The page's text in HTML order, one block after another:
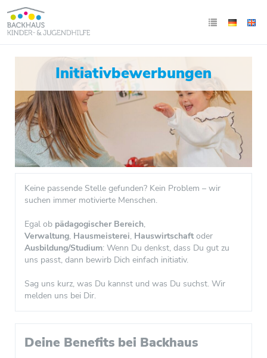
Initiativbewerbungen
Keine passende Stelle gefunden? Kein Problem – wir
suchen immer motivierte Menschen.
Egal ob pädagogischer Bereich,
Verwaltung, Hausmeisterei, Hauswirtschaftoder
Ausbildung/Studium: Wenn Du denkst, dass Du gut zu
uns passt, dann bewirb Dich einfach initiativ.
Sag uns kurz, was Du kannst und was Du suchst. Wir
melden uns bei Dir.
Deine Benefits bei Backhaus